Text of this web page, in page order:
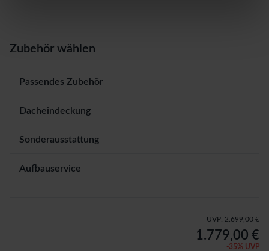
Zubehör wählen
Passendes Zubehör
Dacheindeckung
Sonderausstattung
Aufbauservice
UVP: 2.699,00 €
1.779,00 €
-35% UVP